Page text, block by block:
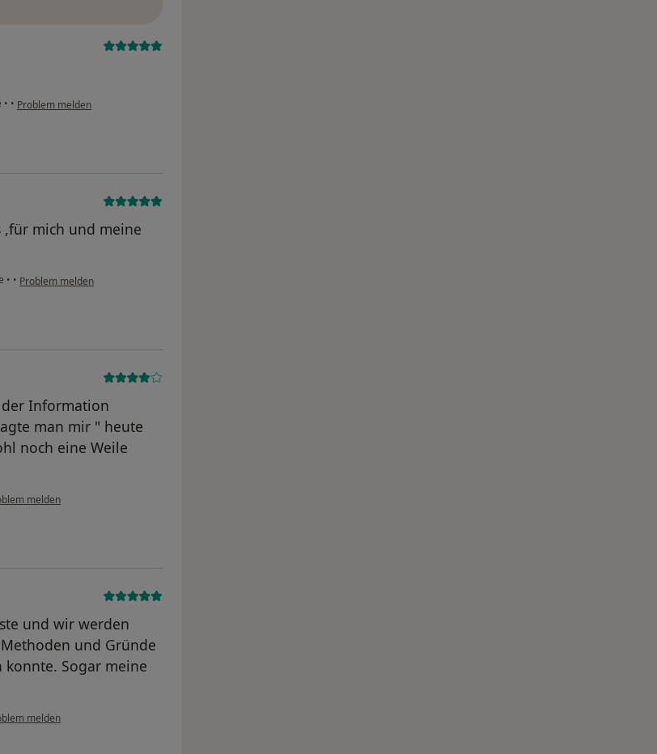
• • Problem melden
,für mich und meine
• • Problem melden
der Information
man mir " heute
noch eine Weile
melden
und wir werden
und Gründe
konnte. Sogar meine
melden